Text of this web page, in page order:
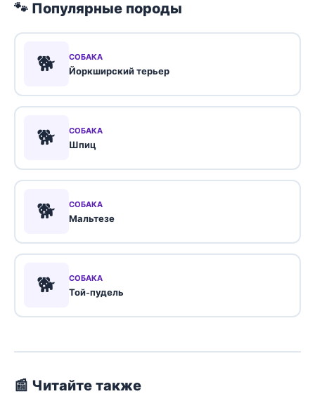
🐾 Популярные породы
🐕 СОБАКА
Йоркширский терьер
🐕 СОБАКА
Шпиц
🐕 СОБАКА
Мальтезе
🐕 СОБАКА
Той-пудель
📰 Читайте также